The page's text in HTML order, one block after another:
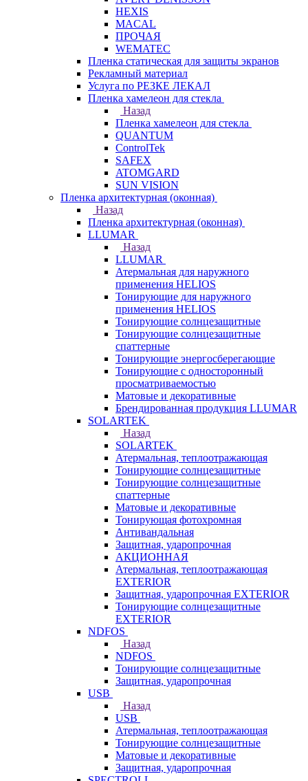
HEXIS
MACAL
ПРОЧАЯ
WEMATEC
Пленка статическая для защиты экранов
Рекламный материал
Услуга по РЕЗКЕ ЛЕКАЛ
Пленка хамелеон для стекла
Назад
Пленка хамелеон для стекла
QUANTUM
ControlTek
SAFEX
ATOMGARD
SUN VISION
Пленка архитектурная (оконная)
Назад
Пленка архитектурная (оконная)
LLUMAR
Назад
LLUMAR
Атермальная для наружного
применения HELIOS
Тонирующие для наружного
применения HELIOS
Тонирующие солнцезащитные
Тонирующие солнцезащитные
спаттерные
Тонирующие энергосберегающие
Тонирующие с односторонный
просматриваемостью
Матовые и декоративные
Брендированная продукция LLUMAR
SOLARTEK
Назад
SOLARTEK
Атермальная, теплоотражающая
Тонирующие солнцезащитные
Тонирующие солнцезащитные
спаттерные
Матовые и декоративные
Тонирующая фотохромная
Антивандальная
Защитная, ударопрочная
АКЦИОННАЯ
Атермальная, теплоотражающая
EXTERIOR
Защитная, ударопрочная EXTERIOR
Тонирующие солнцезащитные
EXTERIOR
NDFOS
Назад
NDFOS
Тонирующие солнцезащитные
Защитная, ударопрочная
USB
Назад
USB
Атермальная, теплоотражающая
Тонирующие солнцезащитные
Матовые и декоративные
Защитная, ударопрочная